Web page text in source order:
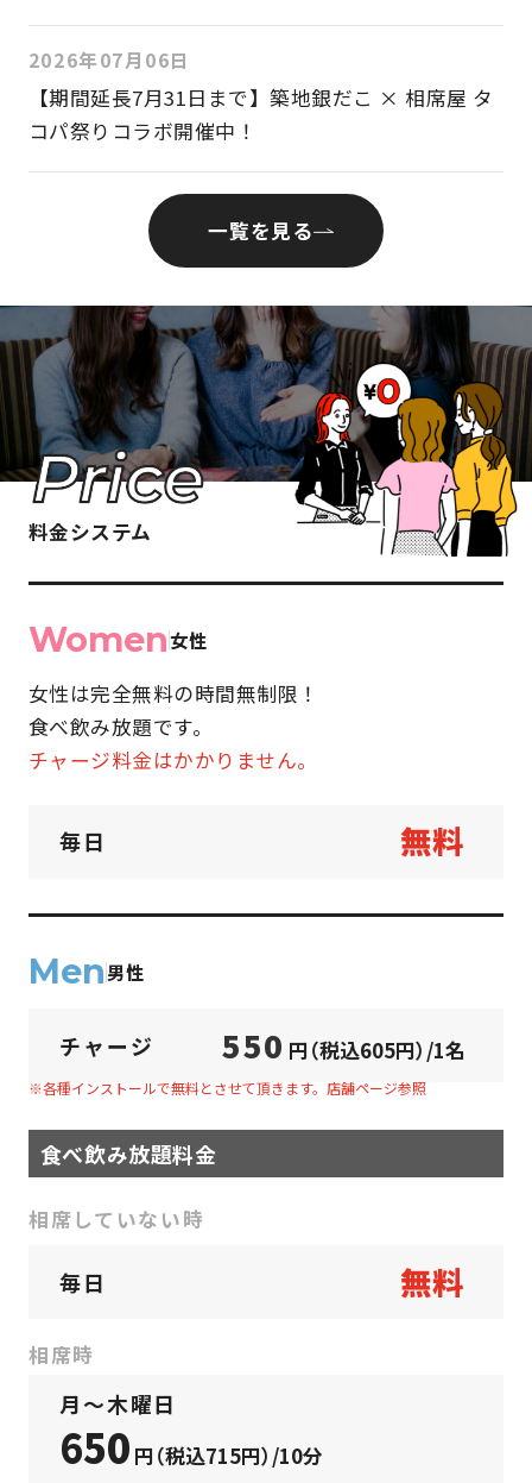
2026年07月06日
【期間延長7月31日まで】築地銀だこ × 相席屋 タ
コパ祭りコラボ開催中！
一覧を見る
料金システム
Women女性
女性は完全無料の時間無制限！
食べ飲み放題です。
チャージ料金はかかりません。
毎日 無料
Men男性
チャージ 550 円（税込605円）/1名
※各種インストールで無料とさせて頂きます。店舗ページ参照
食べ飲み放題料金
相席していない時
毎日 無料
相席時
月〜木曜日
650 円（税込715円）/10分